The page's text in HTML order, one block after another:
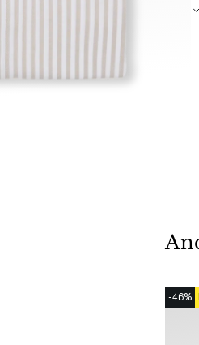
-46%